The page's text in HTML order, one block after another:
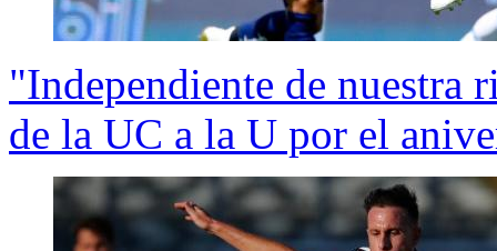
"Independiente de nuestra
de la UC a la U por el